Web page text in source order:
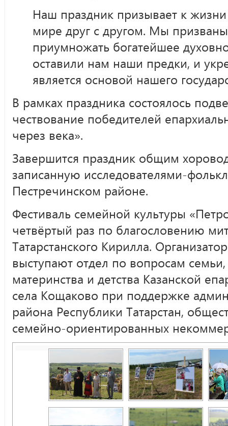
Наш праздник призывает к
мире друг с другом. Мы
приумножать богатейшее
оставили нам наши предки, и
является основой нашего
В рамках праздника состоялось
чествование победителей
через века».
Завершится праздник общим
записанную исследователями-
Пестречинском районе.
Фестиваль семейной культуры
четвёртый раз по благословению
Татарстанского Кирилла.
выступают отдел по вопросам
материнства и детства Казанской
села Кощаково при поддержке
района Республики Татарстан,
семейно-ориентированных